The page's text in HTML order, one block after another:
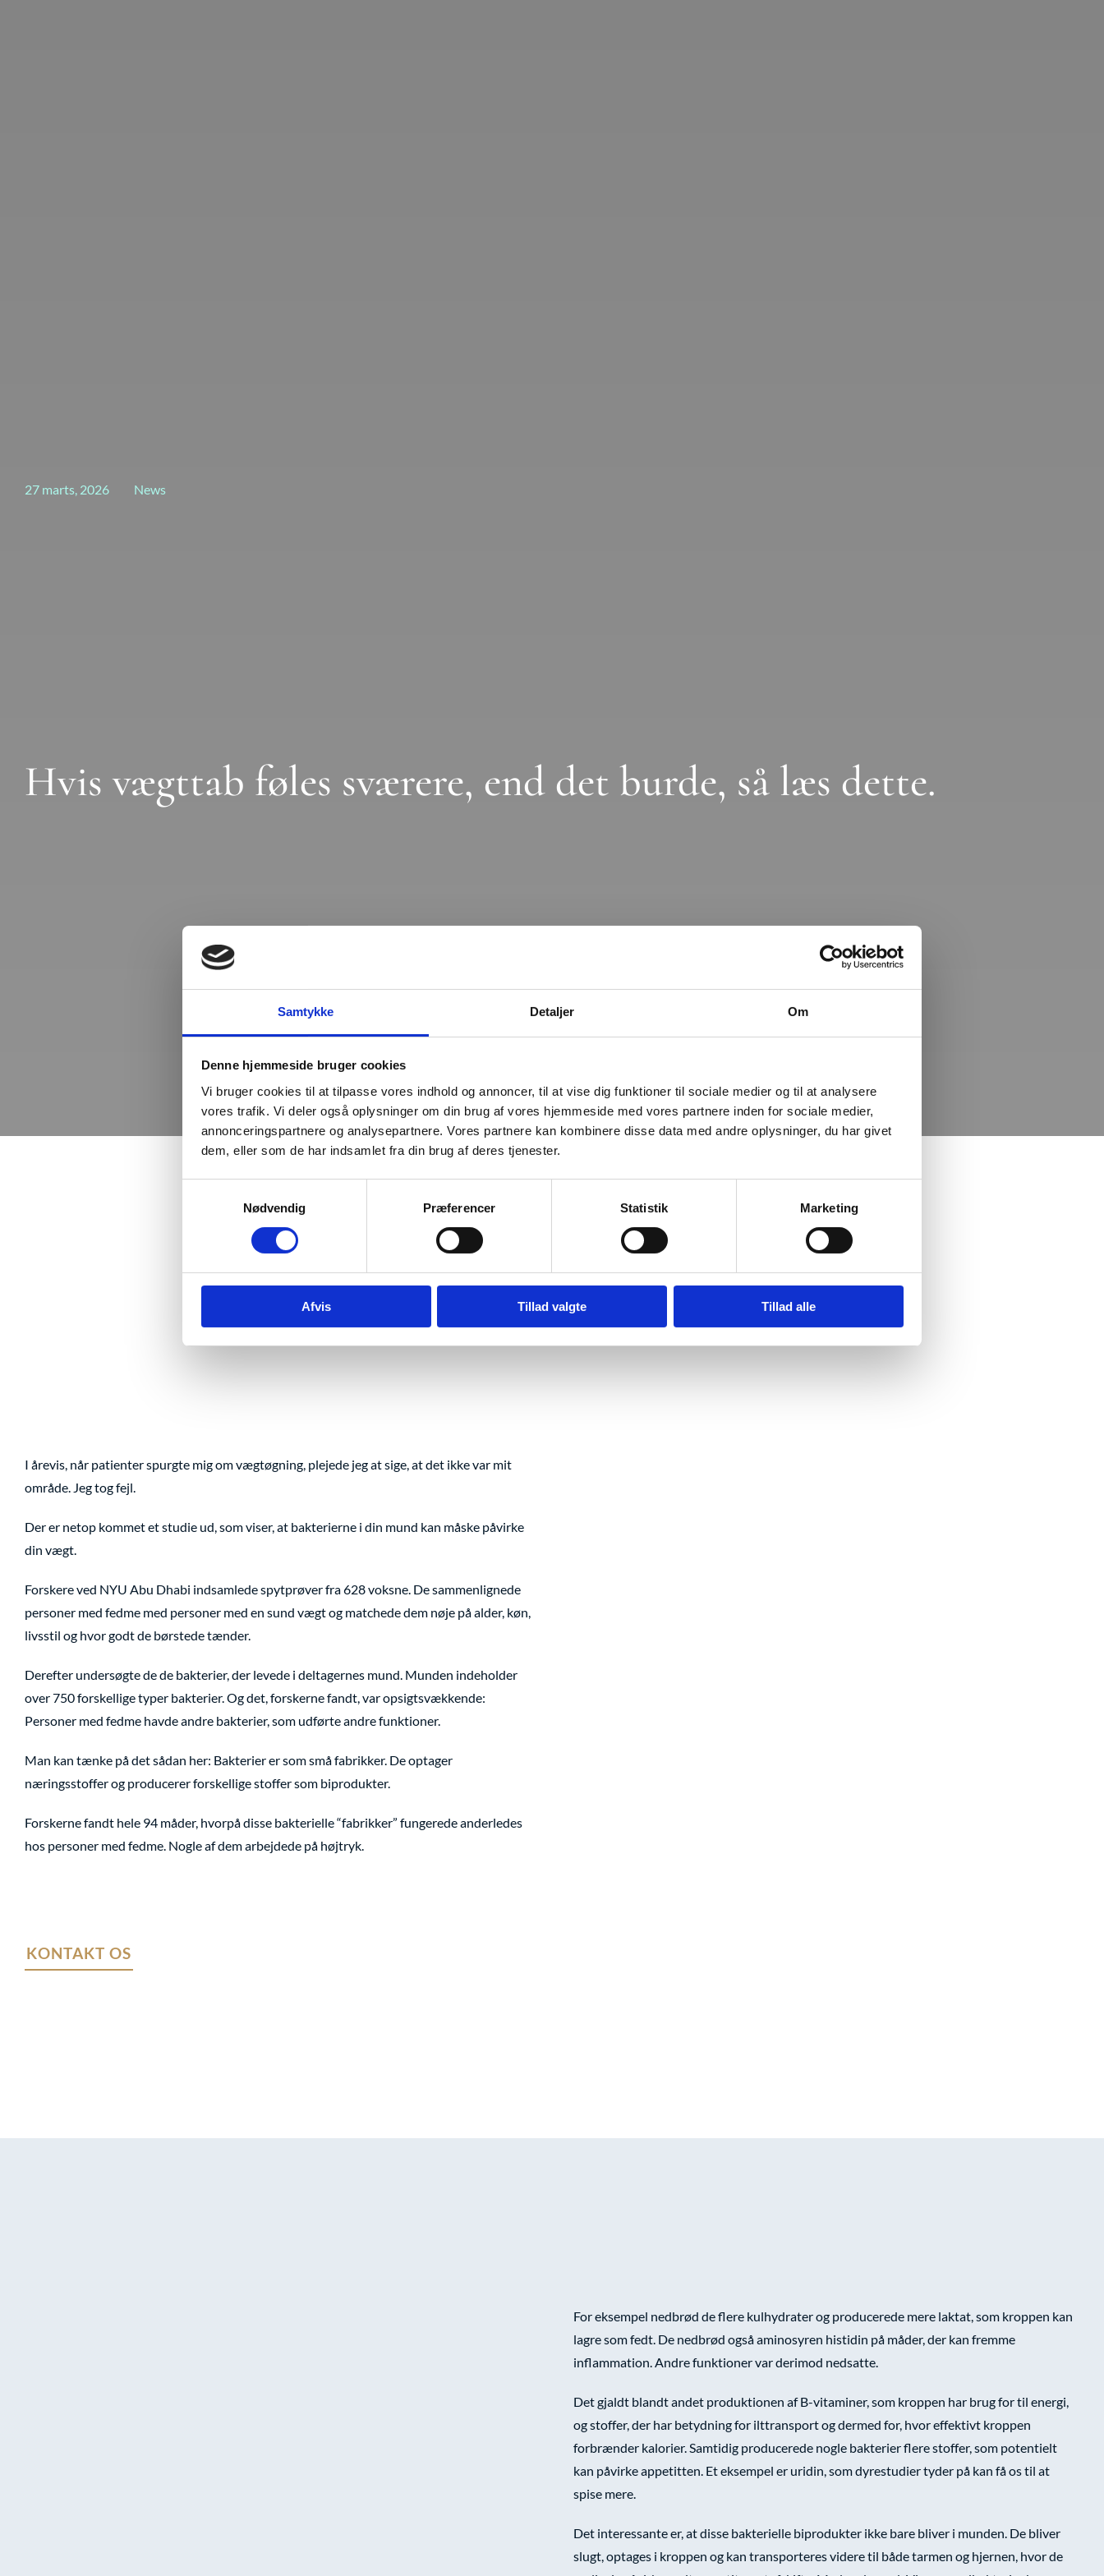
Samtykke Detaljer Om
Denne hjemmeside bruger cookies
Vi bruger cookies til at tilpasse vores indhold og annoncer, til at vise dig funktioner til sociale medier og til at analysere
vores trafik. Vi deler også oplysninger om din brug af vores hjemmeside med vores partnere inden for sociale medier,
annonceringspartnere og analysepartnere. Vores partnere kan kombinere disse data med andre oplysninger, du har givet
dem, eller som de har indsamlet fra din brug af deres tjenester.
Nødvendig
Præferencer Statistik Marketing
Afvis Tillad valgte Tillad alle
27 marts, 2026 News
Hvis vægttab føles sværere, end det burde, så læs dette.
I årevis, når patienter spurgte mig om vægtøgning, plejede jeg at sige, at det ikke var mit
område. Jeg tog fejl.
Der er netop kommet et studie ud, som viser, at bakterierne i din mund kan måske påvirke
din vægt.
Forskere ved NYU Abu Dhabi indsamlede spytprøver fra 628 voksne. De sammenlignede
personer med fedme med personer med en sund vægt og matchede dem nøje på alder, køn,
livsstil og hvor godt de børstede tænder.
Derefter undersøgte de de bakterier, der levede i deltagernes mund. Munden indeholder
over 750 forskellige typer bakterier. Og det, forskerne fandt, var opsigtsvækkende:
Personer med fedme havde andre bakterier, som udførte andre funktioner.
Man kan tænke på det sådan her: Bakterier er som små fabrikker. De optager
næringsstoffer og producerer forskellige stoffer som biprodukter.
Forskerne fandt hele 94 måder, hvorpå disse bakterielle “fabrikker” fungerede anderledes
hos personer med fedme. Nogle af dem arbejdede på højtryk.
KONTAKT OS
For eksempel nedbrød de flere kulhydrater og producerede mere laktat, som kroppen kan
lagre som fedt. De nedbrød også aminosyren histidin på måder, der kan fremme
inflammation. Andre funktioner var derimod nedsatte.
Det gjaldt blandt andet produktionen af B-vitaminer, som kroppen har brug for til energi,
og stoffer, der har betydning for ilttransport og dermed for, hvor effektivt kroppen
forbrænder kalorier. Samtidig producerede nogle bakterier flere stoffer, som potentielt
kan påvirke appetitten. Et eksempel er uridin, som dyrestudier tyder på kan få os til at
spise mere.
Det interessante er, at disse bakterielle biprodukter ikke bare bliver i munden. De bliver
slugt, optages i kroppen og kan transporteres videre til både tarmen og hjernen, hvor de